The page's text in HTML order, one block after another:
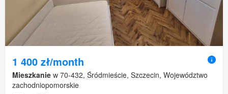
1 400 zł/month
Mieszkanie w 70-432, Śródmieście, Szczecin, Województwo
zachodniopomorskie